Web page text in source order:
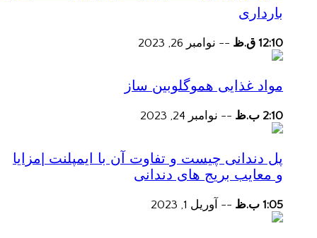
بارداری
12:10 ق.ظ -- نوامبر 26, 2023
مواد غذایی هموگلوبین ساز
2:10 ب.ظ -- نوامبر 24, 2023
پل دندانی چیست و تفاوت آن با ایمپلنت |مزایا
و معایب بریج های دندانی
1:05 ب.ظ -- آوریل 1, 2023